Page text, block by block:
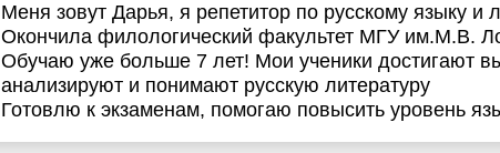
Меня зовут Дарья, я репетитор по русскому языку и
Окончила филологический факультет МГУ им.М.В.
Обучаю уже больше 7 лет! Мои ученики достигают
анализируют и понимают русскую литературу
Готовлю к экзаменам, помогаю повысить уровень